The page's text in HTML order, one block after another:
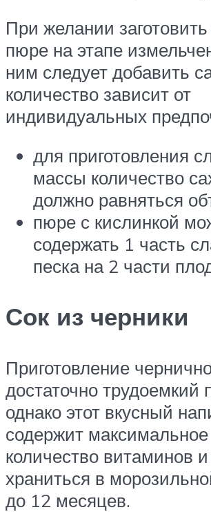
При желании
пюре на этапе
ним следует добавить
количество зависит от
индивидуальных
для приготовления
массы количество
должно равняться
пюре с кислинкой
содержать 1 часть
песка на 2 части
Сок из черники
Приготовление
достаточно трудоемкий
однако этот вкусный
содержит максимальное
количество витаминов
храниться в
до 12 месяцев.